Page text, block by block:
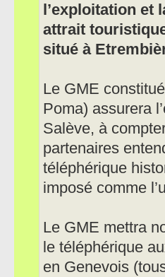
l’exploitation et
attrait
situé à
Le GME
Poma) assurera
Salève, à
partenaires
téléphérique
imposé comme
Le GME mettra
le téléphérique
en Genevois